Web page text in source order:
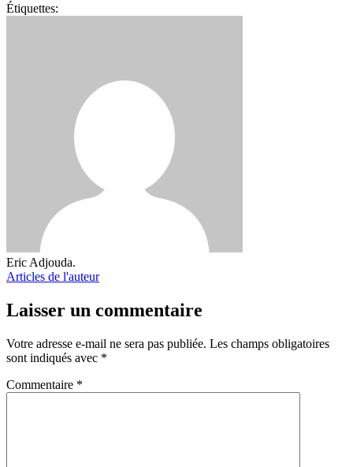
Étiquettes:
Eric Adjouda.
Articles de l'auteur
Laisser un commentaire
Votre adresse e-mail ne sera pas publiée. Les champs obligatoires
sont indiqués avec *
Commentaire *